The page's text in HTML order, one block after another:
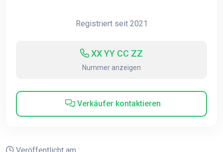
Registriert seit 2021
XX YY CC ZZ
Nummer anzeigen
Verkäufer kontaktieren